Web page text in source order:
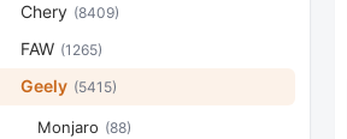
Chery (8409)
FAW (1265)
Geely (5415)
Monjaro (88)